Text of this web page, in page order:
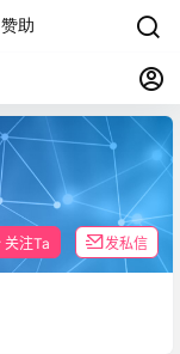
赞助
关注Ta 发私信